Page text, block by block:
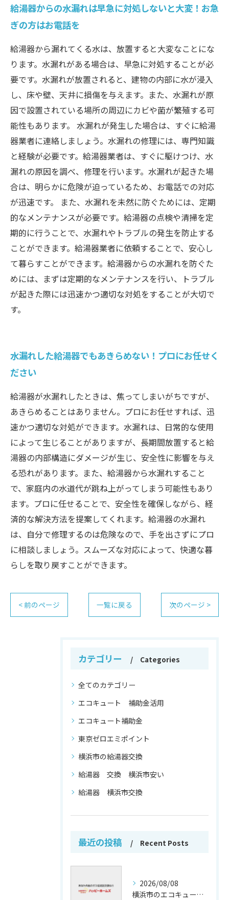
給湯器からの水漏れは早急に対処しないと大変！お急
ぎの方はお電話を
給湯器から漏れてくる水は、放置すると大変なことにな
ります。水漏れがある場合は、早急に対処することが必
要です。水漏れが放置されると、建物の内部に水が浸入
し、床や壁、天井に損傷を与えます。また、水漏れが原
因で設置されている場所の周辺にカビや菌が繁殖する可
能性もあります。 水漏れが発生した場合は、すぐに給湯
器業者に連絡しましょう。水漏れの修理には、専門知識
と経験が必要です。給湯器業者は、すぐに駆けつけ、水
漏れの原因を調べ、修理を行います。水漏れが起きた場
合は、明らかに危険が迫っているため、お電話での対応
が迅速です。 また、水漏れを未然に防ぐためには、定期
的なメンテナンスが必要です。給湯器の点検や清掃を定
期的に行うことで、水漏れやトラブルの発生を防止する
ことができます。給湯器業者に依頼することで、安心し
て暮らすことができます。給湯器からの水漏れを防ぐた
めには、まずは定期的なメンテナンスを行い、トラブル
が起きた際には迅速かつ適切な対処をすることが大切で
す。
水漏れした給湯器でもあきらめない！プロにお任せく
ださい
給湯器が水漏れしたときは、焦ってしまいがちですが、
あきらめることはありません。プロにお任せすれば、迅
速かつ適切な対処ができます。水漏れは、日常的な使用
によって生じることがありますが、長期間放置すると給
湯器の内部構造にダメージが生じ、安全性に影響を与え
る恐れがあります。また、給湯器から水漏れすること
で、家庭内の水道代が跳ね上がってしまう可能性もあり
ます。プロに任せることで、安全性を確保しながら、経
済的な解決方法を提案してくれます。給湯器の水漏れ
は、自分で修理するのは危険なので、手を出さずにプロ
に相談しましょう。スムーズな対応によって、快適な暮
らしを取り戻すことができます。
< 前のページ 一覧に戻る 次のページ >
カテゴリー Categories
全てのカテゴリー
エコキュート 補助金活用
エコキュート補助金
東京ゼロエミポイント
横浜市の給湯器交換
給湯器 交換 横浜市安い
給湯器 横浜市交換
最近の投稿 Recent Posts
2026/08/08
横浜市のエコキュート補助金活用法